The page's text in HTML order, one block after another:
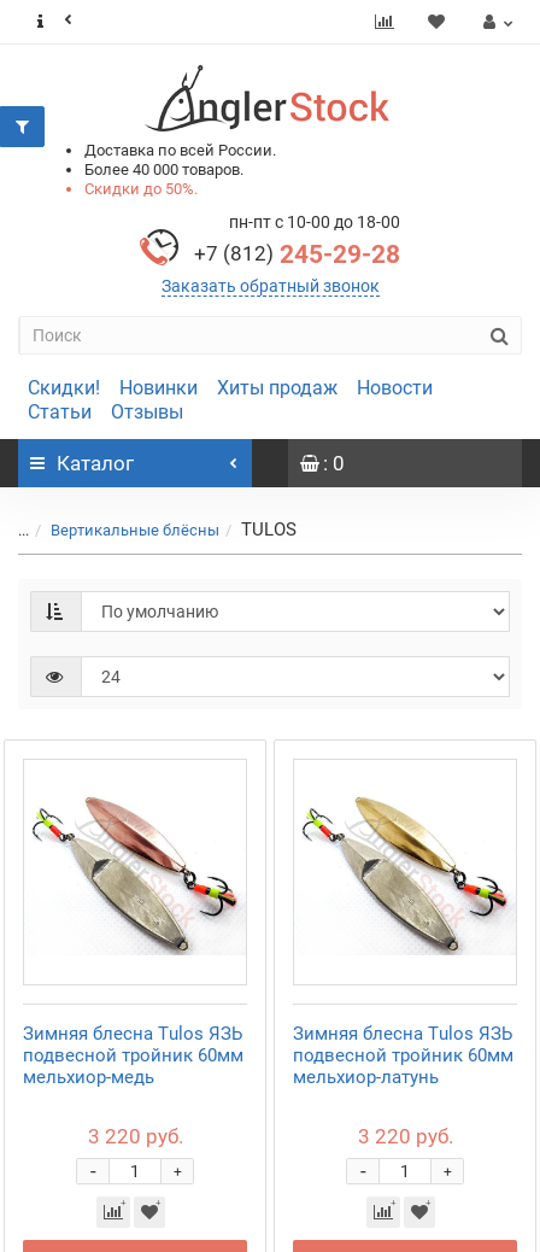
Доставка по всей России.
Более 40 000 товаров.
Скидки до 50%.
пн-пт с 10-00 до 18-00
+7 (812) 245-29-28
Заказать обратный звонок
Скидки! Новинки Хиты продаж
Новости
Статьи
Отзывы
Каталог : 0
... Вертикальные блёсны TULOS
Зимняя блесна Tulos ЯЗЬ
подвесной тройник 60мм
мельхиор-медь
3 220 руб.
+
-
Зимняя блесна Tulos ЯЗЬ
подвесной тройник 60мм
мельхиор-латунь
3 220 руб.
+
-